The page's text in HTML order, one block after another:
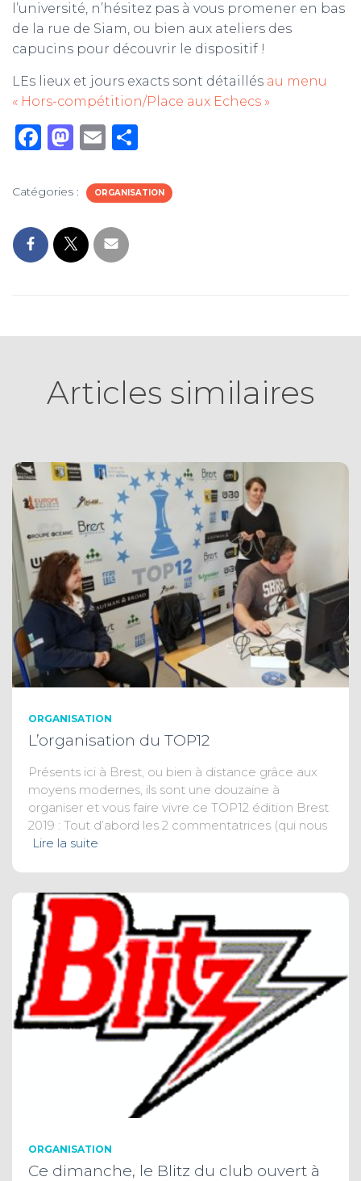
l’université, n’hésitez pas à vous promener en bas
de la rue de Siam, ou bien aux ateliers des
capucins pour découvrir le dispositif !
LEs lieux et jours exacts sont détaillés au menu
« Hors-compétition/Place aux Echecs »
F
c
b
o
M
st
d
o
E
ai ta
Catégories : ORGANISATION
Articles similaires
ORGANISATION
L’organisation du TOP12
Présents ici à Brest, ou bien à distance grâce aux
moyens modernes, ils sont une douzaine à
organiser et vous faire vivre ce TOP12 édition Brest
2019 : Tout d’abord les 2 commentatrices (qui nous
Lire la suite
ORGANISATION
Ce dimanche, le Blitz du club ouvert à